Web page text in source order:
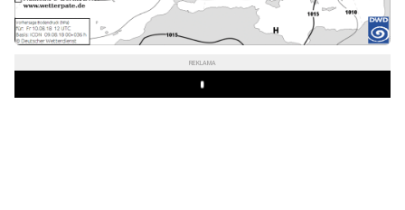
REKLAMA
Play